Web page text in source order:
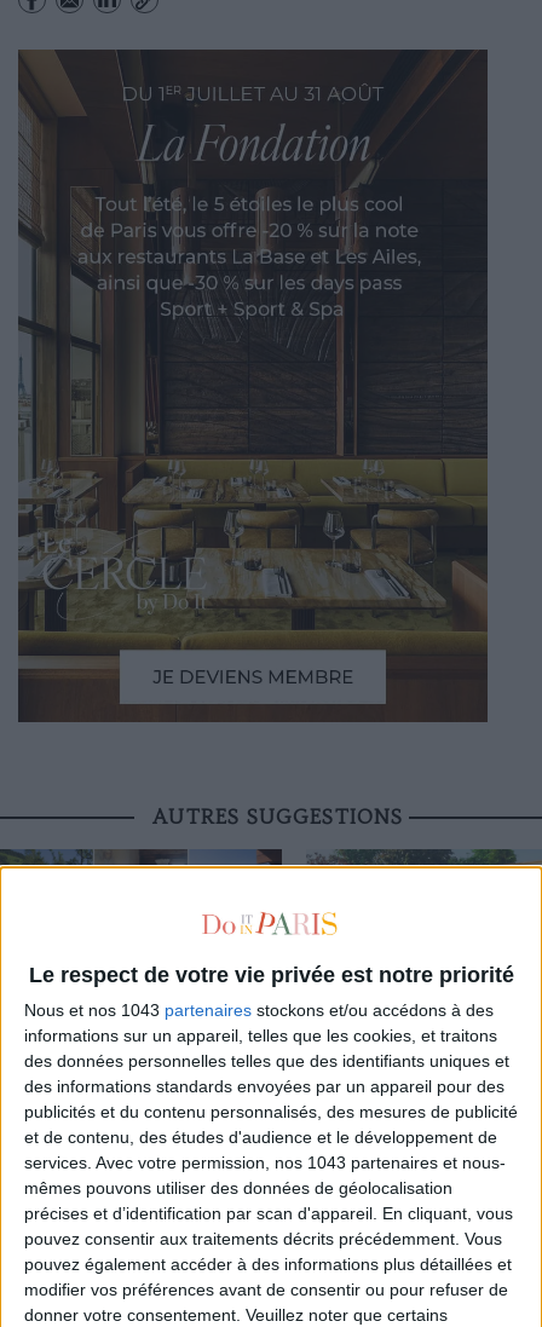
Le respect de votre vie privée est notre priorité
Nous et nos 1043 partenaires stockons et/ou accédons à des
informations sur un appareil, telles que les cookies, et traitons
des données personnelles telles que des identifiants uniques et
des informations standards envoyées par un appareil pour des
publicités et du contenu personnalisés, des mesures de publicité
et de contenu, des études d'audience et le développement de
services. Avec votre permission, nos 1043 partenaires et nous-
mêmes pouvons utiliser des données de géolocalisation
précises et d’identification par scan d'appareil. En cliquant, vous
pouvez consentir aux traitements décrits précédemment. Vous
pouvez également accéder à des informations plus détaillées et
modifier vos préférences avant de consentir ou pour refuser de
donner votre consentement. Veuillez noter que certains
AUTRES SUGGESTIONS
LES PLUS BEAUX HÔTELS DE MONTAGNE
POUR L’ÉTÉ
CONNAISSEZ-VOUS LE AIRBNB
PISCINE AUTOUR DE PARIS ?
LA SEMAINE DE DO IT